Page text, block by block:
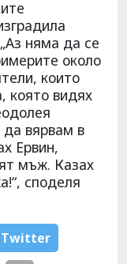
няма да се
около
които
която видях
вярвам в
Ервин,
мъж. Казах
споделя
Тwitter